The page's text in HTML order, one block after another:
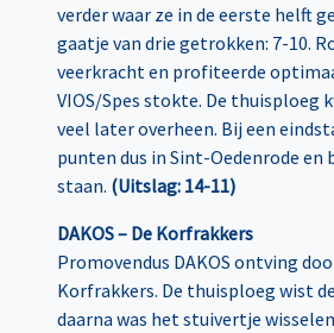
verder waar ze in de eerste helft
gaatje van drie getrokken: 7-10.
veerkracht en profiteerde
VIOS/Spes stokte. De thuisploeg
veel later overheen. Bij een
punten dus in Sint-Oedenrode en
staan. (Uitslag: 14-11)
DAKOS – De Korfrakkers
Promovendus DAKOS ontving
Korfrakkers. De thuisploeg wist
daarna was het stuivertje